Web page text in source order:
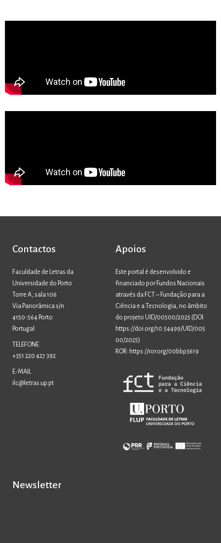
Contactos
Faculdade de Letras da
Universidade do Porto
Torre A, sala 106
Via Panorâmica s/n
4150-564 Porto
Portugal
TELEFONE
+351 220 427 392
E-MAIL
ilc@letras.up.pt
Apoios
Este portal é desenvolvido e
financiado por Fundos Nacionais
através da FCT – Fundação para a
Ciência e a Tecnologia, no âmbito
do projeto UID/00500/2025 ( DOI:
https://doi.org/10.54499/UID/005
00/2025)
ROR: https://ror.org/00bbp3619
Newsletter